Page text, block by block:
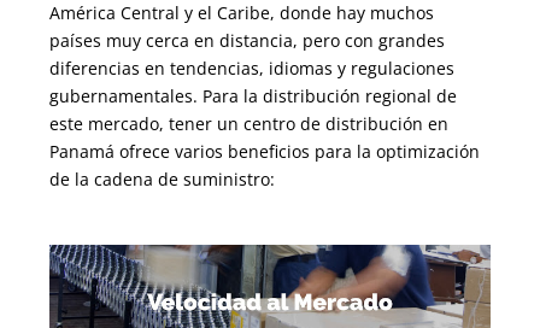
América Central y el Caribe, donde hay muchos
países muy cerca en distancia, pero con grandes
diferencias en tendencias, idiomas y regulaciones
gubernamentales. Para la distribución regional de
este mercado, tener un centro de distribución en
Panamá ofrece varios beneficios para la optimización
de la cadena de suministro: